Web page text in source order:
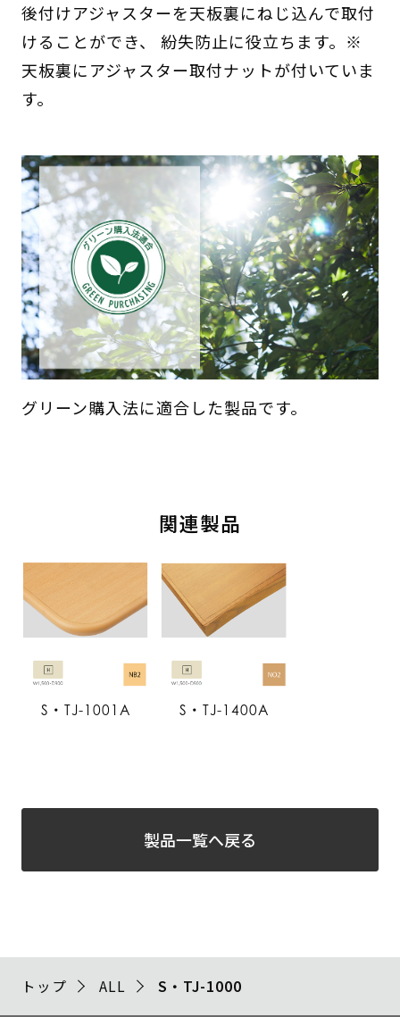
後付けアジャスターを天板裏にねじ込んで取付
けることができ、 紛失防止に役立ちます。※
天板裏にアジャスター取付ナットが付いていま
す。
グリーン購入法に適合した製品です。
関連製品
S・TJ-1001A S・TJ-1400A
製品一覧へ戻る
トップ ALL S・TJ-1000